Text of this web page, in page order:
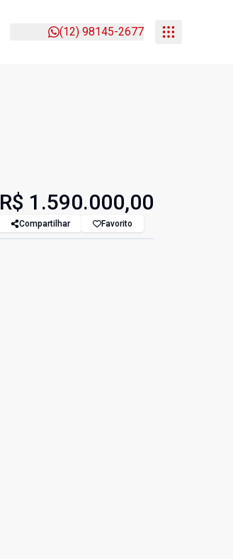
(12) 98145-2677
R$ 1.590.000,00
Compartilhar Favorito